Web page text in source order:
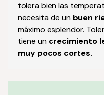
tolera bien las
necesita de un buen
máximo esplendor.
tiene un crecimiento
muy pocos cortes.